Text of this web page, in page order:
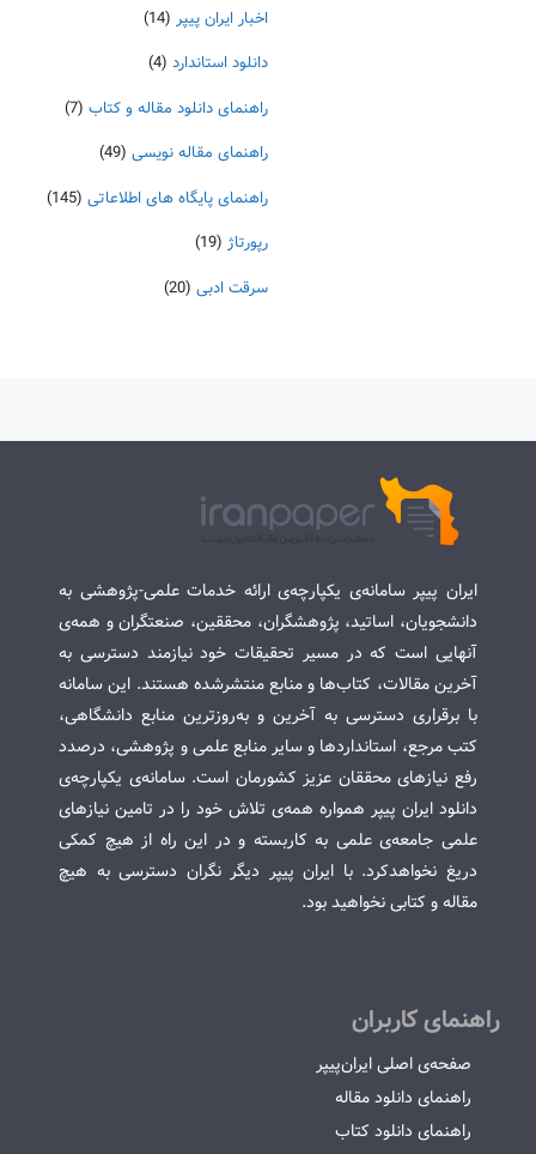
اخبار ایران پیپر (14)
دانلود استاندارد (4)
راهنمای دانلود مقاله و کتاب (7)
راهنمای مقاله نویسی (49)
راهنمای پایگاه های اطلاعاتی (145)
رپورتاژ (19)
سرقت ادبی (20)
ایران پیپر سامانه‌ی یکپارچه‌ی ارائه خدمات علمی-پژوهشی به
دانشجویان، اساتید، پژوهشگران، محققین، صنعتگران و همه‌ی
آنهایی است که در مسیر تحقیقات خود نیازمند دسترسی به
آخرین مقالات، کتاب‌ها و منابع منتشرشده هستند. این سامانه
با برقراری دسترسی به آخرین و به‌روزترین منابع دانشگاهی،
کتب مرجع، استانداردها و سایر منابع علمی و پژوهشی، درصدد
رفع نیازهای محققان عزیز کشورمان است. سامانه‌ی یکپارچه‌ی
دانلود ایران پیپر همواره همه‌ی تلاش خود را در تامین نیازهای
علمی جامعه‌ی علمی به کاربسته و در این راه از هیچ کمکی
دریغ نخواهدکرد. با ایران پیپر دیگر نگران دسترسی به هیچ
مقاله و کتابی نخواهید بود.
راهنمای کاربران
صفحه‌ی اصلی ایران‌پیپر
راهنمای دانلود مقاله
راهنمای دانلود کتاب